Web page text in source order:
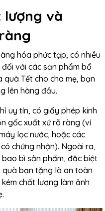
và
hóa phức tạp, có nhiều
với các sản phẩm bổ
quà Tết cho cha mẹ, bạn
lên hàng đầu.
uy tín, có giấy phép kinh
gốc xuất xứ rõ ràng (ví
lọc nước, hoặc các
chứng nhận). Ngoài ra,
bì sản phẩm, đặc biệt
quà bạn tặng là an toàn
chất lượng làm ảnh